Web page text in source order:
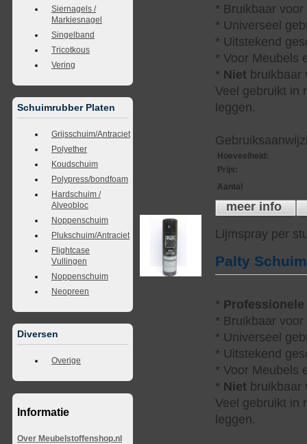
Siernagels /
Markiesnagel
Singelband
Tricotkous
Vering
Schuimrubber Platen
Grijsschuim/Antraciet
Polyether
Koudschuim
Polypress/bondfoam
Hardschuim /
Alveobloc
Noppenschuim
Plukschuim/Antraciet
Flightcase
Vullingen
Noppenschuim
Neopreen
Diversen
Overige
Informatie
Over Meubelstoffenshop.nl
* Bruikbaar
* Universeel
* Uitstekend
* Voor Meubels
* Niet bruikbaar
Veel gebruikt in
leggen.
Hoeveelheid :
Prijs:
Aantal
meer info
Lijmspray per
Palty
* Professionele
* Bruikbaar
* Universeel
* Uitstekend
* Voor Meubels
* Niet bruikbaar
Veel gebruikt in
leggen.